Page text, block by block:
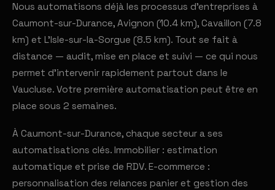
Nous automatisons déjà les processus d'entreprises à
Caumont-sur-Durance, Avignon (10.4 km), Cavaillon (7.8
km) et L'Isle-sur-la-Sorgue (8.5 km). Tout se fait à
distance — audit, mise en place et suivi — ce qui nous
permet d'intervenir rapidement partout dans le
Vaucluse. Votre première automatisation peut être en
place sous 2 semaines.
À Caumont-sur-Durance, chaque secteur a ses
automatisations clés. Immobilier : estimation
automatique et prise de RDV. E-commerce :
personnalisation des relances panier et gestion des